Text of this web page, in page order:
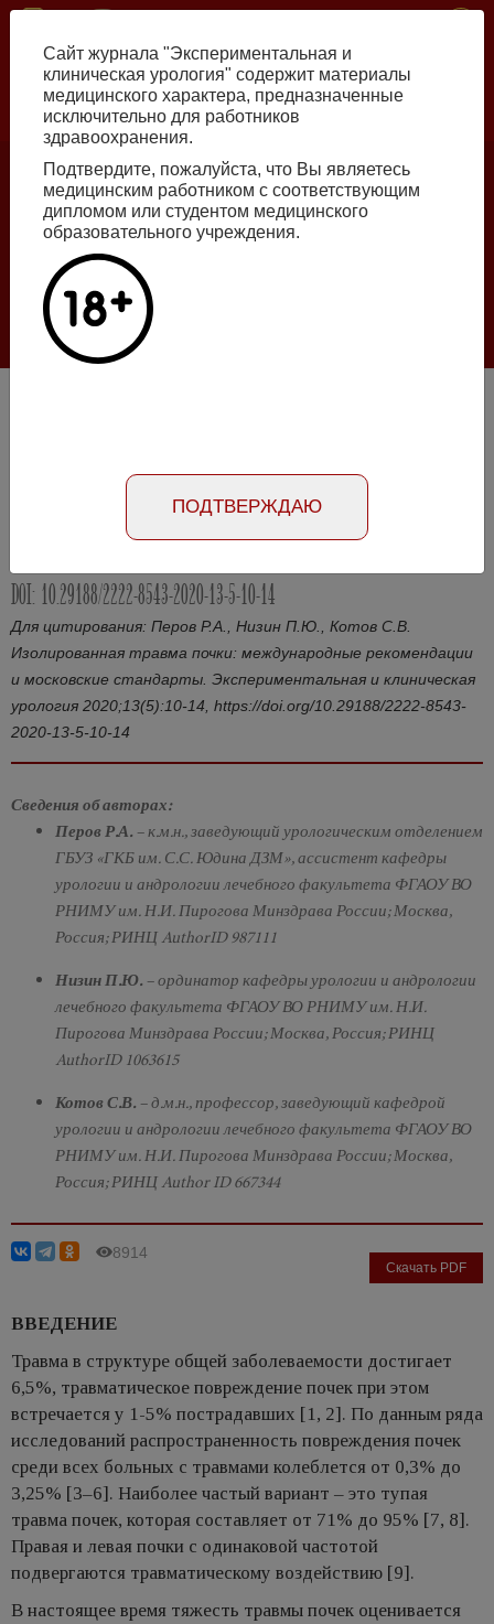
Перейти
основному
содержанию
Номер №2, 2026
Галлюцинации больших языковых моделей
в клинической урологии
Номер №5, 2020- стр. 10-14
Абстракт на русском языке
Абстракт на английском языке
DOI: 10.29188/2222-8543-2020-13-5-10-14
Для цитирования: Перов Р.А., Низин П.Ю., Котов С.В.
Изолированная травма почки: международные рекомендации
и московские стандарты. Экспериментальная и клиническая
урология 2020;13(5):10-14, https://doi.org/10.29188/2222-8543-
2020-13-5-10-14
Сведения об авторах:
Перов Р.А. – к.м.н., заведующий урологическим отделением
ГБУЗ «ГКБ им. С.С. Юдина ДЗМ», ассистент кафедры
урологии и андрологии лечебного факультета ФГАОУ ВО
РНИМУ им. Н.И. Пирогова Минздрава России; Москва,
Россия; РИНЦ AuthorID 987111
Низин П.Ю. – ординатор кафедры урологии и андрологии
лечебного факультета ФГАОУ ВО РНИМУ им. Н.И.
Пирогова Минздрава России; Москва, Россия; РИНЦ
AuthorID 1063615
Котов С.В. – д.м.н., профессор, заведующий кафедрой
урологии и андрологии лечебного факультета ФГАОУ ВО
РНИМУ им. Н.И. Пирогова Минздрава России; Москва,
Россия; РИНЦ Author ID 667344
8914
Скачать PDF
ВВЕДЕНИЕ
Травма в структуре общей заболеваемости достигает
6,5%, травматическое повреждение почек при этом
встречается у 1-5% пострадавших [1, 2]. По данным ряда
исследований распространенность повреждения почек
среди всех больных с травмами колеблется от 0,3% до
3,25% [3–6]. Наиболее частый вариант – это тупая
травма почек, которая составляет от 71% до 95% [7, 8].
Правая и левая почки с одинаковой частотой
подвергаются травматическому воздействию [9].
В настоящее время тяжесть травмы почек оценивается
Сайт журнала "Экспериментальная и
клиническая урология" содержит материалы
медицинского характера, предназначенные
исключительно для работников
здравоохранения.
Подтвердите, пожалуйста, что Вы являетесь
медицинским работником с соответствующим
дипломом или студентом медицинского
образовательного учреждения.
ПОДТВЕРЖДАЮ